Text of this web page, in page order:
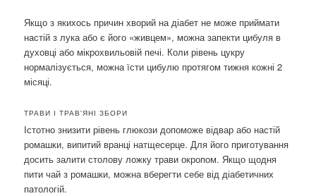
Якщо з якихось причин хворий на діабет не може приймати
настій з лука або є його «живцем», можна запекти цибуля в
духовці або мікрохвильовій печі. Коли рівень цукру
нормалізується, можна їсти цибулю протягом тижня кожні 2
місяці.
ТРАВИ І ТРАВ'ЯНІ ЗБОРИ
Істотно знизити рівень глюкози допоможе відвар або настій
ромашки, випитий вранці натщесерце. Для його приготування
досить залити столову ложку трави окропом. Якщо щодня
пити чай з ромашки, можна вберегти себе від діабетичних
патологій.